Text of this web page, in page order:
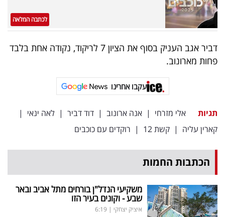
לכתבה המלאה
דביר אגב העניק בסוף את הציון 7 לריקוד, נקודה אחת בלבד
פחות מארונוב.
עקבו אחרינו
תגיות אלי מזרחי | אנה ארונוב | דוד דביר | לאה ינאי |
קארין עליה | קשת 12 | רוקדים עם כוכבים
הכתבות החמות
משקיעי הנדל"ן בורחים מתל אביב ובאר
שבע - וקונים בעיר הזו
איציק יצחקי |
6:19